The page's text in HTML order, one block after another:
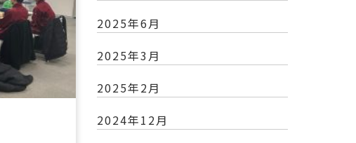
2025年6月
2025年3月
2025年2月
2024年12月